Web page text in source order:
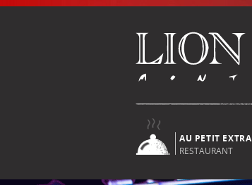
AU PETIT EXTRA
RESTAURANT